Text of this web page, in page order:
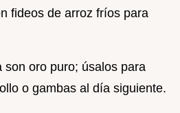
fideos de arroz fríos para
son oro puro; úsalos para
o gambas al día siguiente.